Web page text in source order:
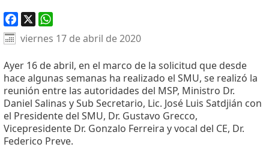
Facebook
X WhatsApp
viernes 17 de abril de 2020
Ayer 16 de abril, en el marco de la solicitud que desde
hace algunas semanas ha realizado el SMU, se realizó la
reunión entre las autoridades del MSP, Ministro Dr.
Daniel Salinas y Sub Secretario, Lic. José Luis Satdjián con
el Presidente del SMU, Dr. Gustavo Grecco,
Vicepresidente Dr. Gonzalo Ferreira y vocal del CE, Dr.
Federico Preve.